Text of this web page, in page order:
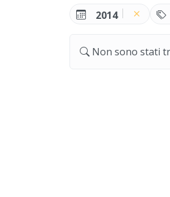
2014
Non sono stati